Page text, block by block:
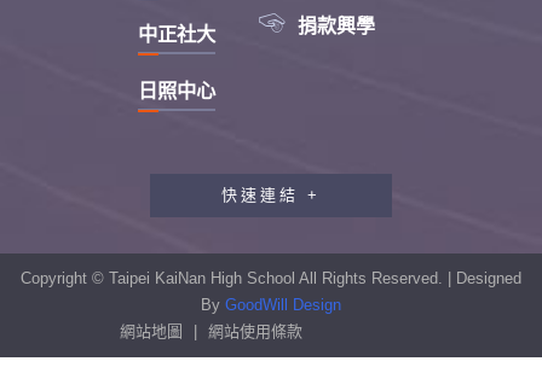
 捐款興學
中正社大
日照中心
快速連結 +
教職員工研習專區
性別平等教育專區
學生申訴及再申訴制度
Copyright © Taipei KaiNan High School All Rights Reserved. | Designed
By GoodWill Design
網站地圖
| 網站使用條款